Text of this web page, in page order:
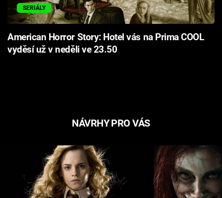
Sledujte nás
SERIÁLY
American Horror Story: Hotel vás na Prima COOL
vyděsí už v neděli ve 23.50
NÁVRHY PRO VÁS